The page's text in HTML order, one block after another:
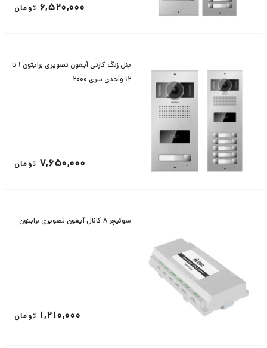
6,520,000 تومان
پنل زنگ کارتی آیفون تصویری برایتون 1 تا
12 واحدی سری 2000
7,650,000 تومان
سوئیچر 8 کانال آیفون تصویری برایتون
1,210,000 تومان